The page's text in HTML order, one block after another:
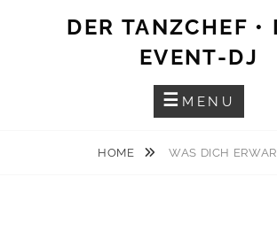
DER TANZCHEF •
EVENT-DJ
MENU
HOME WAS DICH